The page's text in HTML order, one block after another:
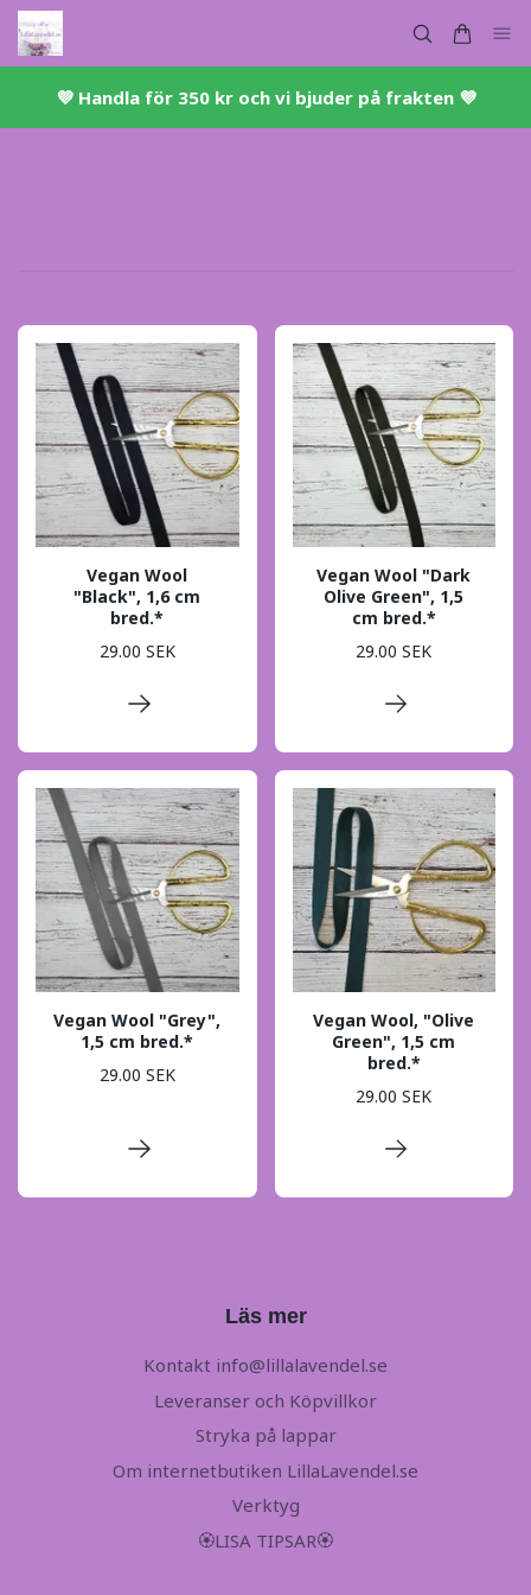
💜 ​Handla för 350 kr och vi bjuder på frakten 💜​
Vegan Wool
"Black", 1,6 cm
bred.*
29.00 SEK
Vegan Wool "Dark
Olive Green", 1,5
cm bred.*
29.00 SEK
Vegan Wool "Grey",
1,5 cm bred.*
29.00 SEK
Vegan Wool, "Olive
Green", 1,5 cm
bred.*
29.00 SEK
Läs mer
Kontakt info@lillalavendel.se
Leveranser och Köpvillkor
Stryka på lappar
Om internetbutiken LillaLavendel.se
Verktyg
🏵LISA TIPSAR🏵